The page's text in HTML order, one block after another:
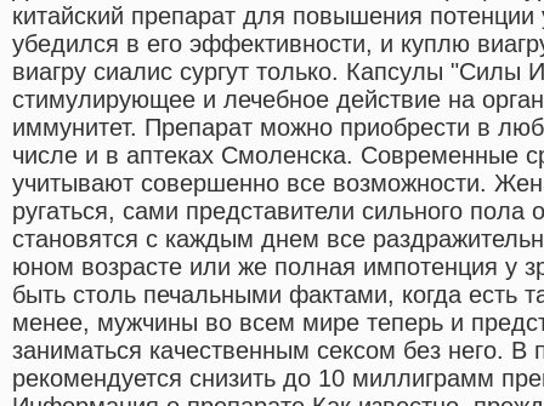
китайский препарат для повышения
убедился в его эффективности, и куплю
виагру сиалис сургут только. Капсулы "Силы
стимулирующее и лечебное действие на
иммунитет. Препарат можно приобрести в
числе и в аптеках Смоленска. Современные
учитывают совершенно все возможности.
ругаться, сами представители сильного пола
становятся с каждым днем все
юном возрасте или же полная импотенция у
быть столь печальными фактами, когда есть
менее, мужчины во всем мире теперь и
заниматься качественным сексом без него. В
рекомендуется снизить до 10 миллиграмм